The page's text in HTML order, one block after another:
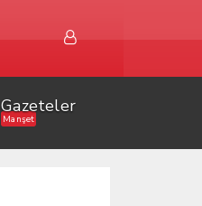
Gazeteler
Manşet